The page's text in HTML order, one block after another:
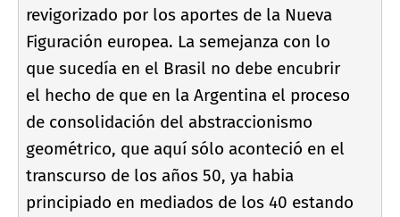
revigorizado por los aportes de la Nueva
Figuración europea. La semejanza con lo
que sucedí­a en el Brasil no debe encubrir
el hecho de que en la Argentina el proceso
de consolidación del abstraccionismo
geométrico, que aquí­ sólo aconteció en el
transcurso de los años 50, ya habia
principiado en mediados de los 40 estando